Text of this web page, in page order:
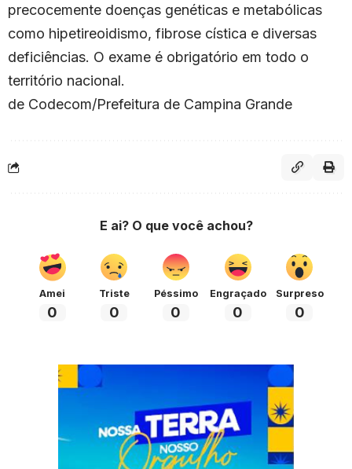
precocemente doenças genéticas e metabólicas
como hipetireoidismo, fibrose cística e diversas
deficiências. O exame é obrigatório em todo o
território nacional.
de Codecom/Prefeitura de Campina Grande
E ai? O que você achou?
Amei
0
Triste
0
Péssimo
0
Engraçado
0
Surpreso
0